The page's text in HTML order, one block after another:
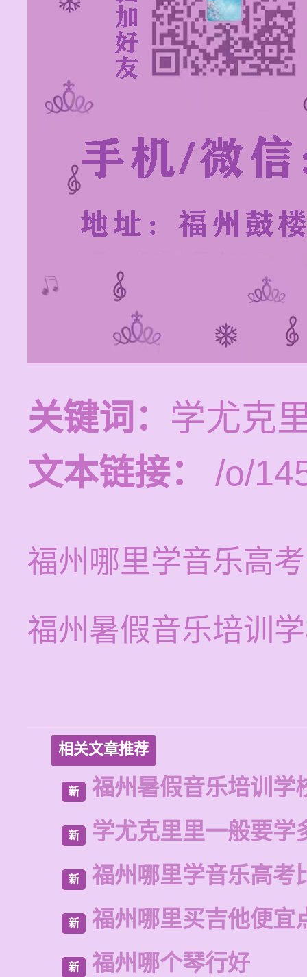
关键词： 学尤克
文本链接：
/o/
福州哪里学音乐高
福州暑假音乐培训
相关文章推荐
新 福州暑假音乐培训学
新 学尤克里里一般要学
新 福州哪里学音乐高考
新 福州哪里买吉他便宜
新 福州哪个琴行好